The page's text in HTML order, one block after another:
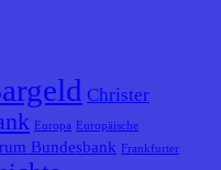
Christer
Europa
Europäische
Bundesbank Frankfurter